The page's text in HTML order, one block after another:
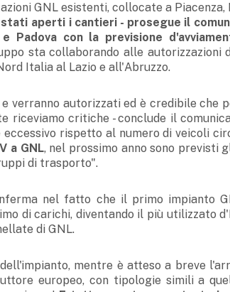
GNL esistenti, collocate a Piacenza,
aperti i cantieri - prosegue il
Padova con la previsione
sta collaborando alle autorizzazioni
Italia al Lazio e all'Abruzzo.
verranno autorizzati ed è credibile che
critiche - conclude il
rispetto al numero di veicoli
a GNL, nel prossimo anno sono previsti
di trasporto".
nel fatto che il primo impianto
di carichi, diventando il più utilizzato
di GNL.
mentre è atteso a breve
europeo, con tipologie simili a